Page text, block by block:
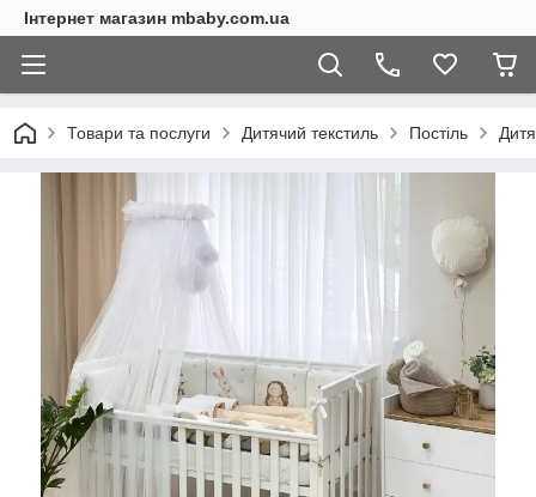
Інтернет магазин mbaby.com.ua
Товари та послуги Дитячий текстиль Постіль